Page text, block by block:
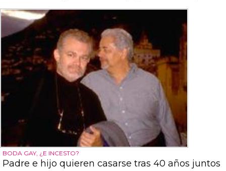
BODA GAY, ¿E INCESTO?
Padre e hijo quieren casarse tras 40 años juntos